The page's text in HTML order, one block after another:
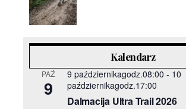
Kalendarz
PAŹ
9
9 październikagodz.08:00 - 10
październikagodz.17:00
Dalmacija Ultra Trail 2026